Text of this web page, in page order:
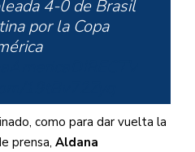
4-0 de Brasil
por la Copa
como para dar vuelta la
prensa, Aldana